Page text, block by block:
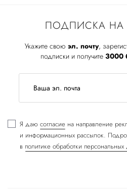
ПОДПИСКА НА
Укажите свою эл. почту,
подписки и получите 3000
Я даю согласие на направление
и информационных рассылок.
в политике обработки